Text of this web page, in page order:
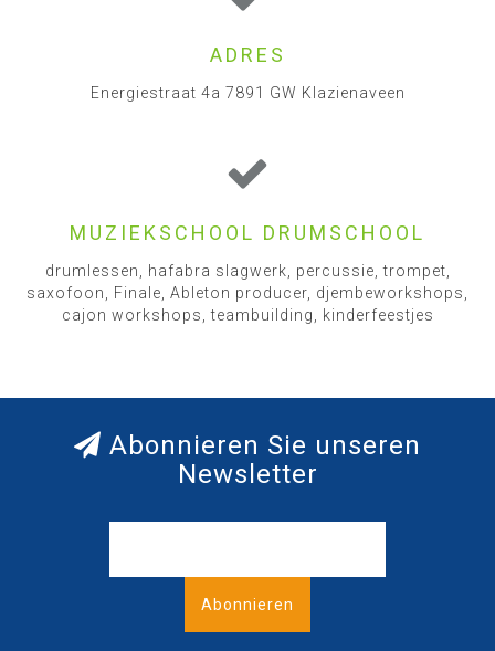
ADRES
Energiestraat 4a 7891 GW Klazienaveen
MUZIEKSCHOOL DRUMSCHOOL
drumlessen, hafabra slagwerk, percussie, trompet,
saxofoon, Finale, Ableton producer, djembeworkshops,
cajon workshops, teambuilding, kinderfeestjes
Abonnieren Sie unseren
Newsletter
Abonnieren